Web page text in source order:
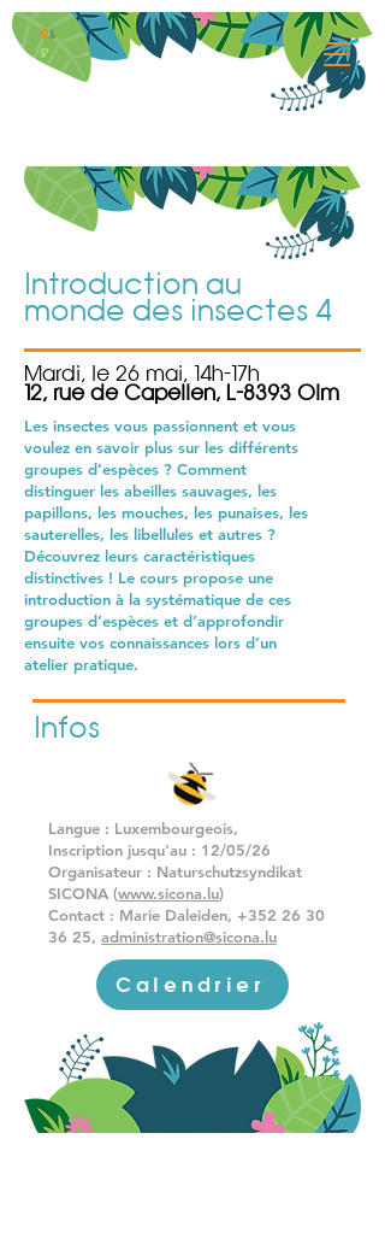
B&
B
Introduction au
monde des insectes 4
Mardi, le 26 mai, 14h-17h
12, rue de Capellen, L-8393 Olm
Les insectes vous passionnent et vous
voulez en savoir plus sur les différents
groupes d’espèces ? Comment
distinguer les abeilles sauvages, les
papillons, les mouches, les punaises, les
sauterelles, les libellules et autres ?
Découvrez leurs caractéristiques
distinctives ! Le cours propose une
introduction à la systématique de ces
groupes d’espèces et d’approfondir
ensuite vos connaissances lors d’un
atelier pratique.
Infos
Langue : Luxembourgeois,
Inscription jusqu'au : 12/05/26
Organisateur : Naturschutzsyndikat
SICONA (www.sicona.lu)
Contact : Marie Daleiden, +352 26 30
36 25, administration@sicona.lu
Calendrier